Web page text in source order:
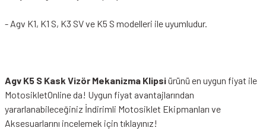
- Agv K1, K1 S, K3 SV ve K5 S modelleri ile uyumludur.
Agv K5 S Kask Vizör Mekanizma Klipsiürünü en uygun fiyat ile
MotosikletOnline da! Uygun fiyat avantajlarından
yararlanabileceğiniz İndirimli Motosiklet Ekipmanları ve
Aksesuarlarını incelemek için tıklayınız!